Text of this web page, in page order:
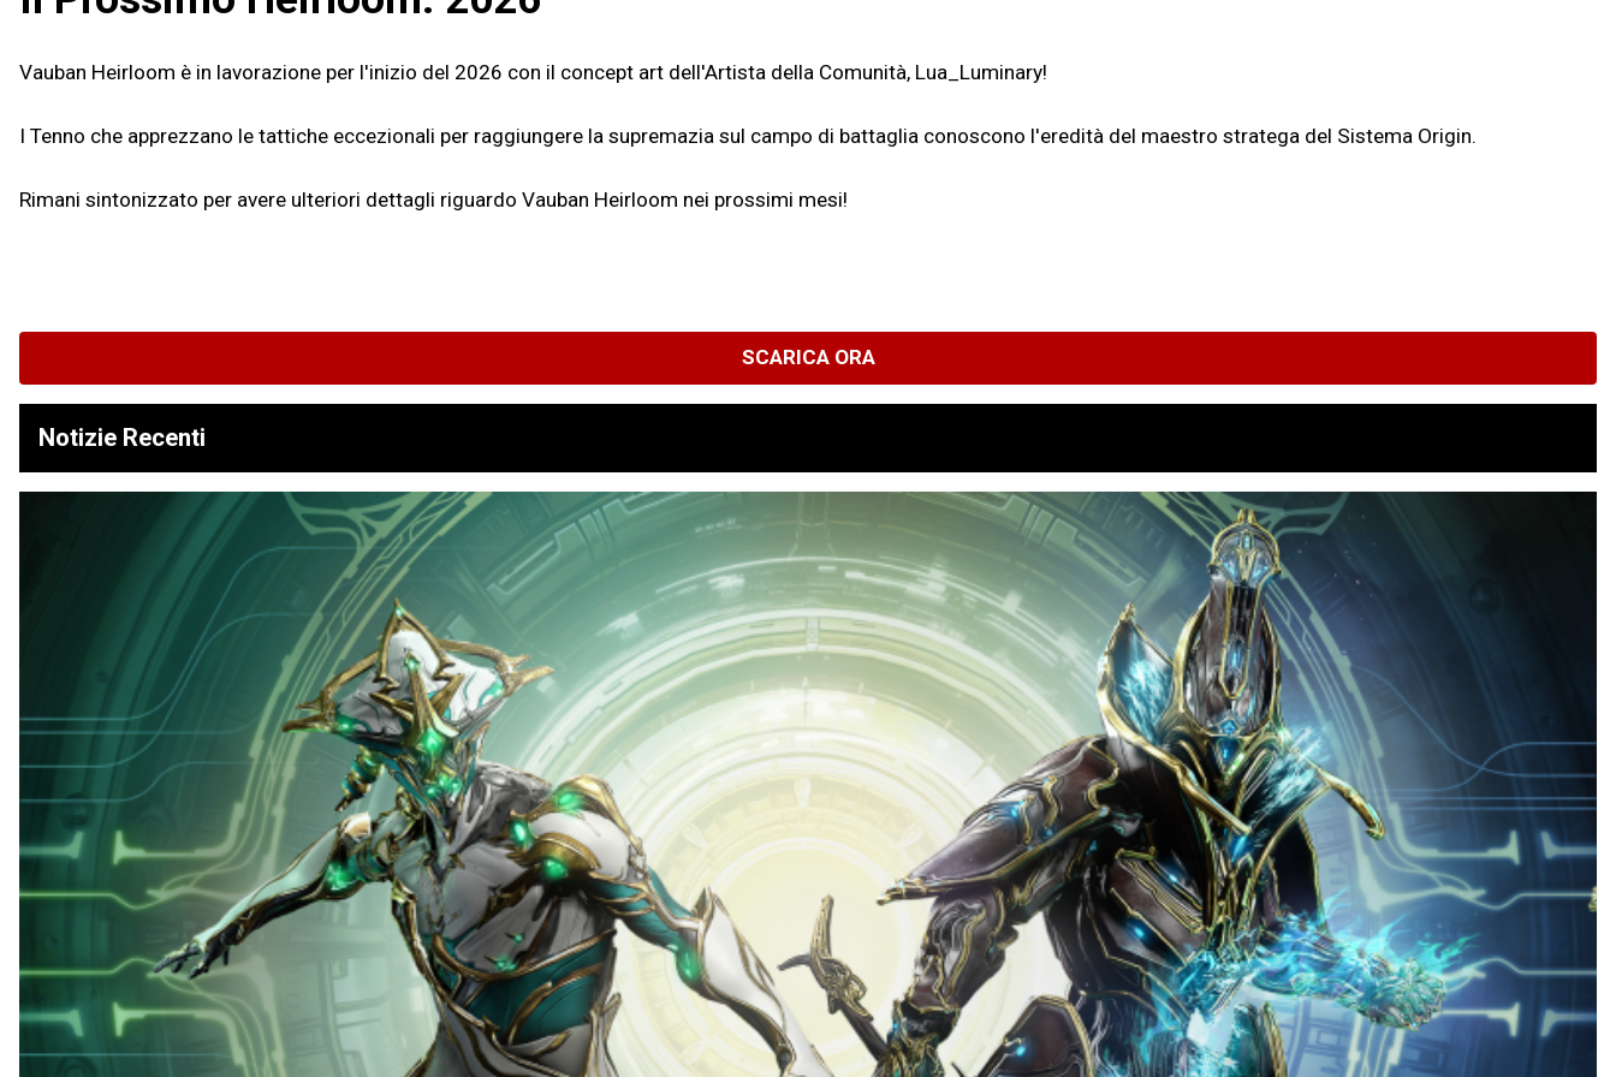
Vauban Heirloom è in lavorazione per l'inizio del 2026 con il concept art dell'Artista della Comunità, Lua_Luminary!
I Tenno che apprezzano le tattiche eccezionali per raggiungere la supremazia sul campo di battaglia conoscono l'eredità del maestro stratega del Sistema Origin.
Rimani sintonizzato per avere ulteriori dettagli riguardo Vauban Heirloom nei prossimi mesi!
SCARICA ORA
Notizie Recenti